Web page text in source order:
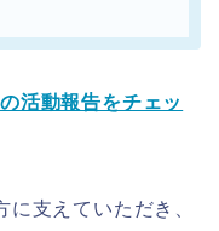
活動報告をチェッ
支えていただき、